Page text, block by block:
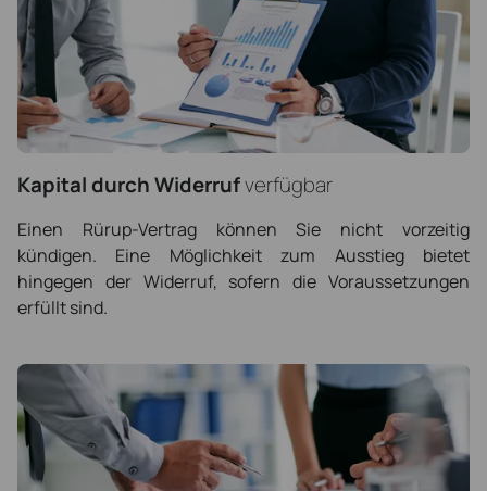
Kapital durch Widerrufverfügbar
Einen Rürup-Vertrag können Sie nicht vorzeitig
kündigen. Eine Möglichkeit zum Ausstieg bietet
hingegen der Widerruf, sofern die Voraussetzungen
erfüllt sind.